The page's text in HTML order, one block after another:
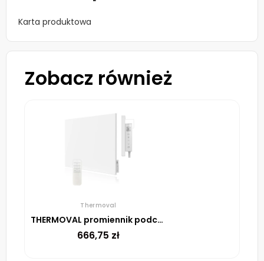
Karta produktowa
Zobacz również
Thermoval
THERMOVAL promiennik podczerwieni CRYSTAL 520
666,75 zł